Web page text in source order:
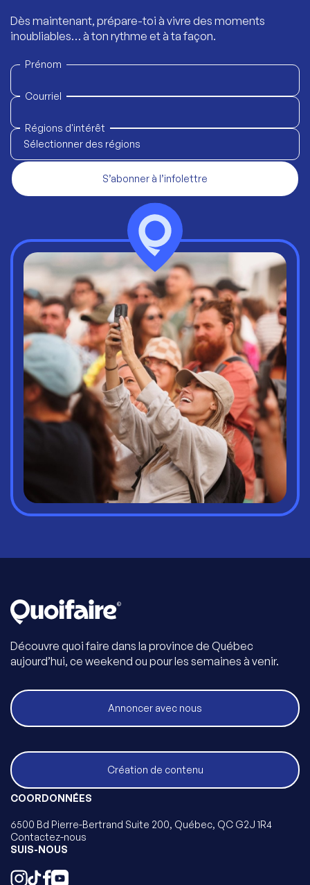
Dès maintenant, prépare-toi à vivre des moments
inoubliables… à ton rythme et à ta façon.
Prénom
Courriel
Régions d'intérêt
Sélectionner des régions
S’abonner à l’infolettre
Découvre quoi faire dans la province de Québec
aujourd’hui, ce weekend ou pour les semaines à venir.
Annoncer avec nous
Création de contenu
COORDONNÉES
6500 Bd Pierre-Bertrand Suite 200, Québec, QC G2J 1R4
Contactez-nous
SUIS-NOUS